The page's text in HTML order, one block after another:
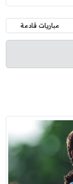
مباريات قادمة